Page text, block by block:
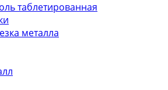
таблетированная
металла